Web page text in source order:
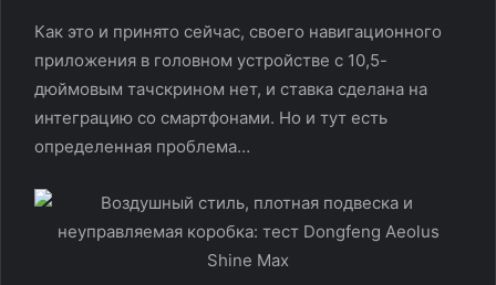
Как это и принято сейчас, своего навигационного
приложения в головном устройстве с 10,5-
дюймовым тачскрином нет, и ставка сделана на
интеграцию со смартфонами. Но и тут есть
определенная проблема…